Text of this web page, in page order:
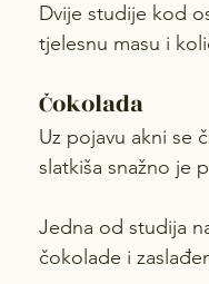
Dvije studije kod
tjelesnu masu i
Čokolada
Uz pojavu akni se
slatkiša snažno je
Jedna od studija
čokolade i